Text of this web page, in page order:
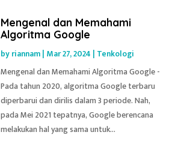
Mengenal dan Memahami
Algoritma Google
byriannam| Mar 27, 2024 | Tenkologi
Mengenal dan Memahami Algoritma Google -
Pada tahun 2020, algoritma Google terbaru
diperbarui dan dirilis dalam 3 periode. Nah,
pada Mei 2021 tepatnya, Google berencana
melakukan hal yang sama untuk...